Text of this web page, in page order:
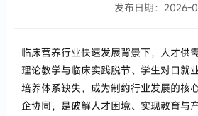
发布日期：2026-
临床营养行业快速发展背景下，人才供
理论教学与临床实践脱节、学生对口就
培养体系缺失，成为制约行业发展的核
企协同，是破解人才困境、实现教育与